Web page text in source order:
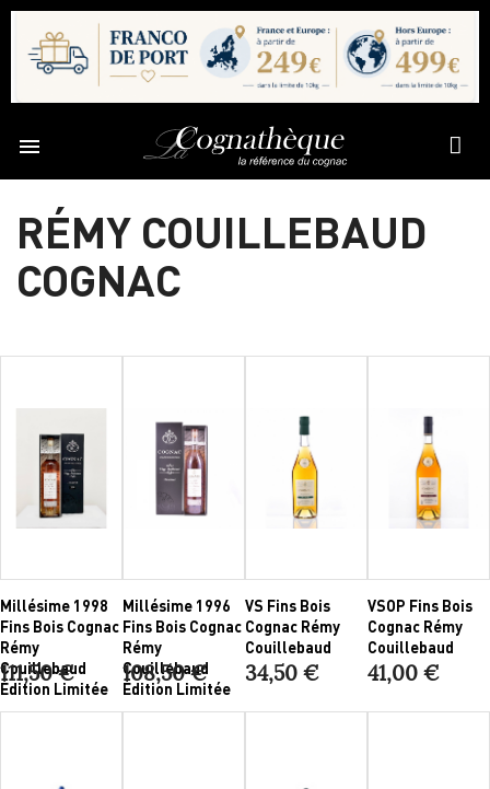

RÉMY COUILLEBAUD
COGNAC
Millésime 1998
Fins Bois Cognac
Rémy
Couillebaud
Édition Limitée
111,50 €
Millésime 1996
Fins Bois Cognac
Rémy
Couillebaud
Édition Limitée
108,50 €
VS Fins Bois
Cognac Rémy
Couillebaud
34,50 €
VSOP Fins Bois
Cognac Rémy
Couillebaud
41,00 €